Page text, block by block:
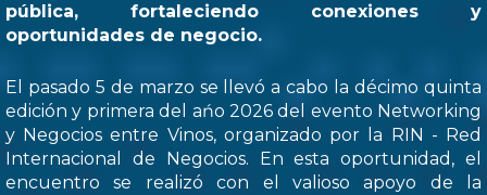
pública, fortaleciendo conexiones y
oportunidades de negocio.
El pasado 5 de marzo se llevó a cabo la décimo quinta
edición y primera del ańo 2026 del evento Networking
y Negocios entre Vinos, organizado por la RIN - Red
Internacional de Negocios. En esta oportunidad, el
encuentro se realizó con el valioso apoyo de la